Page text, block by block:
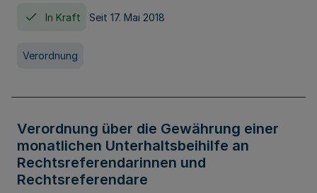
In Kraft Seit 17. Mai 2018
Verordnung
Verordnung über die Gewährung einer
monatlichen Unterhaltsbeihilfe an
Rechtsreferendarinnen und
Rechtsreferendare